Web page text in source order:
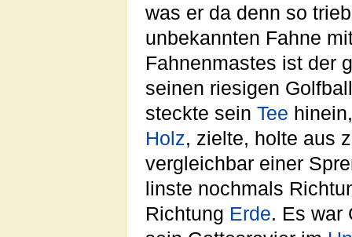
was er da denn so
unbekannten Fahne
Fahnenmastes ist der
seinen riesigen
steckte sein Tee
Holz, zielte, holte aus
vergleichbar einer
linste nochmals
Richtung Erde. Es war